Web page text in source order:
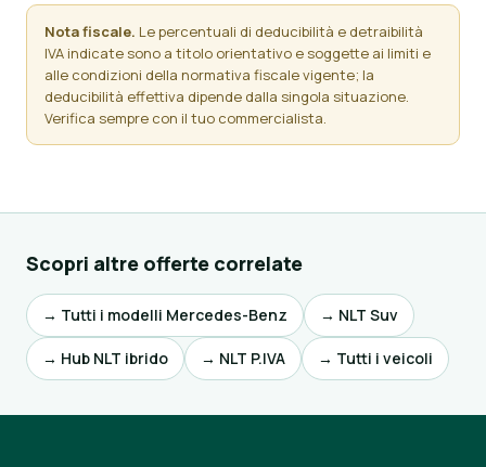
Nota fiscale. Le percentuali di deducibilità e detraibilità
IVA indicate sono a titolo orientativo e soggette ai limiti e
alle condizioni della normativa fiscale vigente; la
deducibilità effettiva dipende dalla singola situazione.
Verifica sempre con il tuo commercialista.
Scopri altre offerte correlate
→ Tutti i modelli Mercedes-Benz → NLT Suv
→ Hub NLT ibrido → NLT P.IVA → Tutti i veicoli